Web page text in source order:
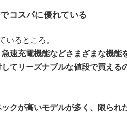
コスパに優れている
いるところ。
速充電機能などさまざまな機能
てリーズナブルな値段で買える
クが高いモデルが多く、限られ